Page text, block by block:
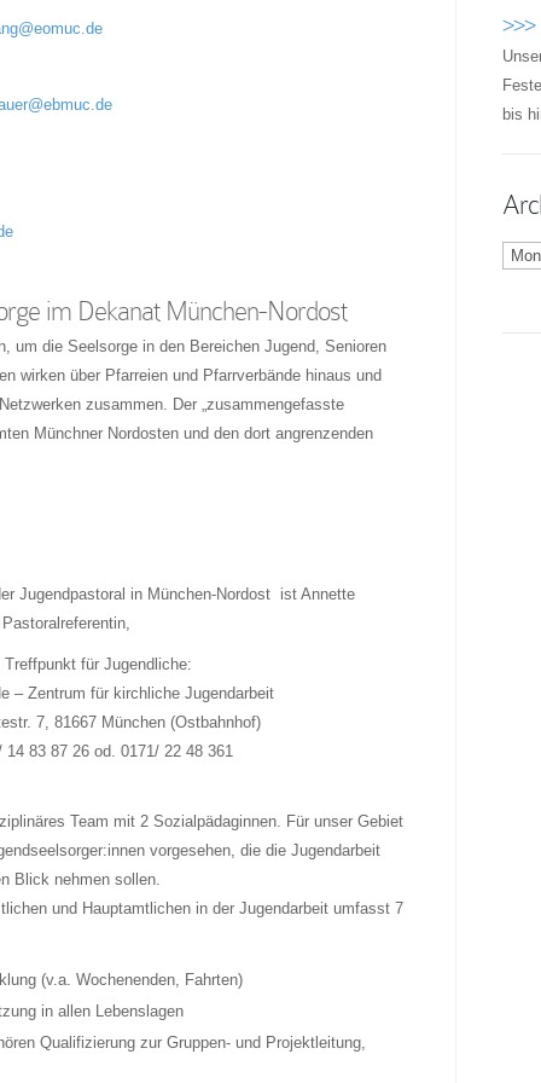
im Dekanat München-Nordost
um die Seelsorge in den Bereichen Jugend, Senioren
wirken über Pfarreien und Pfarrverbände hinaus und
zusammen. Der „zusammengefasste
Münchner Nordosten und den dort angrenzenden
Jugendpastoral in München-Nordost ist Annette
Treffpunkt für Jugendliche:
– Zentrum für kirchliche Jugendarbeit
7, 81667 München (Ostbahnhof)
14 83 87 26 od. 0171/ 22 48 361
Team mit 2 Sozialpädaginnen. Für unser Gebiet
vorgesehen, die die Jugendarbeit
Blick nehmen sollen.
und Hauptamtlichen in der Jugendarbeit umfasst 7
(v.a. Wochenenden, Fahrten)
in allen Lebenslagen
Qualifizierung zur Gruppen- und Projektleitung,
bis